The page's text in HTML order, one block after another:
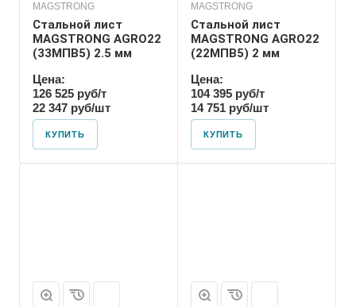
MAGSTRONG
Стальной лист
MAGSTRONG AGRO22
(33MПВ5) 2.5 мм
Цена:
126 525 руб/т
22 347 руб/шт
КУПИТЬ
MAGSTRONG
Стальной лист
MAGSTRONG AGRO22
(22MПВ5) 2 мм
Цена:
104 395 руб/т
14 751 руб/шт
КУПИТЬ